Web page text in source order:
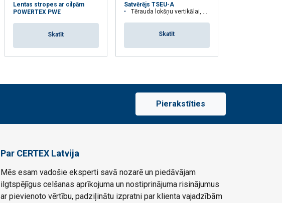
Lentas stropes ar cilpām
POWERTEX PWE
Skatīt
Satvērējs TSEU-A
Tērauda lokšņu vertikālai, horizontālai celšanai un celšanai no sāniem
Skatīt
Pierakstīties
Par CERTEX Latvija
Mēs esam vadošie eksperti savā nozarē un piedāvājam
ilgtspējīgus celšanas aprīkojuma un nostiprinājuma risinājumus
ar pievienoto vērtību, padziļinātu izpratni par klienta vajadzībām